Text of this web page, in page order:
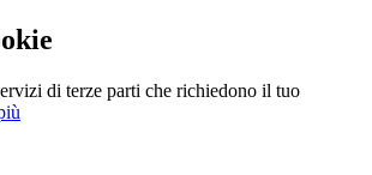
di terze parti che richiedono il tuo